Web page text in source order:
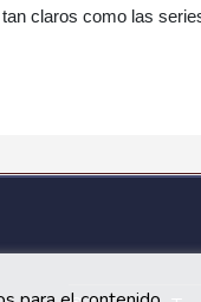
claros como las